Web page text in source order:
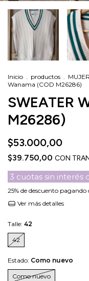
Inicio . productos . MUJER
Wanama (COD M26286)
SWEATER
M26286)
$53.000,00
$39.750,00 CON
3 cuotas sin interés
25% de descuento pagando
Ver más detalles
Talle: 42
42
Estado: Como nuevo
Como nuevo